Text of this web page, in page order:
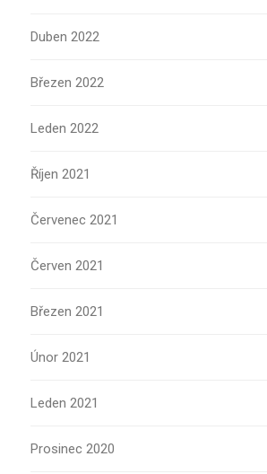
Duben 2022
Březen 2022
Leden 2022
Říjen 2021
Červenec 2021
Červen 2021
Březen 2021
Únor 2021
Leden 2021
Prosinec 2020